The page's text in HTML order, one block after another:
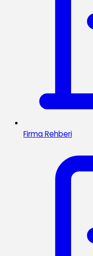
Firma Rehberi